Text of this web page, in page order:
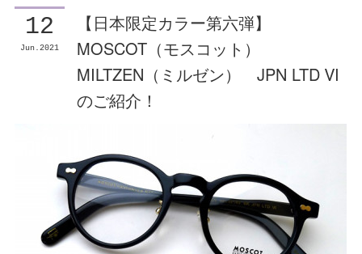
12
Jun 2021
【日本限定カラー第六弾】
MOSCOT（モスコット）
MILTZEN（ミルゼン） JPN LTD Ⅵ
のご紹介！